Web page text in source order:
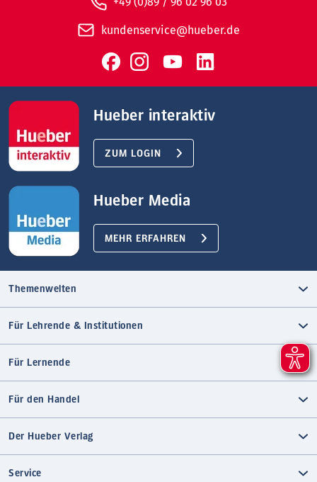
kundenservice@hueber.de
Hueber interaktiv
ZUM LOGIN
Hueber Media
MEHR ERFAHREN
Themenwelten
Für Lehrende & Institutionen
Für Lernende
Für den Handel
Der Hueber Verlag
Service